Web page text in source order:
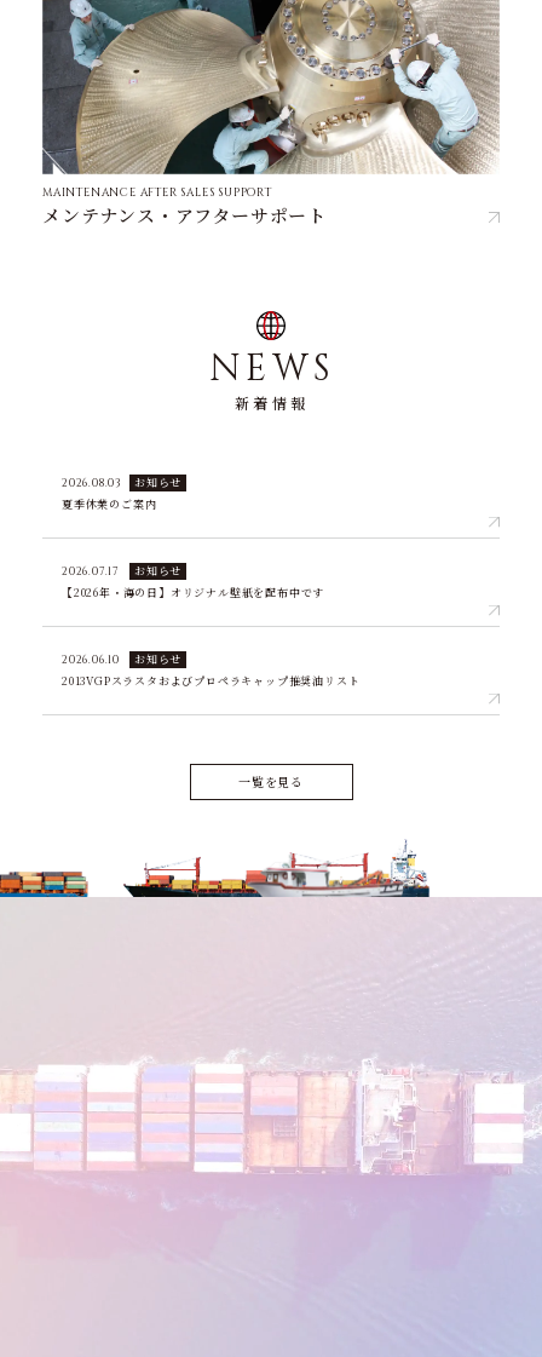
MAINTENANCE AFTER SALES SUPPORT
メンテナンス・アフターサポート
NEWS
新着情報
2026.08.03
お知らせ
夏季休業のご案内
2026.07.17
お知らせ
【2026年・海の日】オリジナル壁紙を配布中です
2026.06.10
お知らせ
2013VGPスラスタおよびプロペラキャップ推奨油リスト
一覧を見る